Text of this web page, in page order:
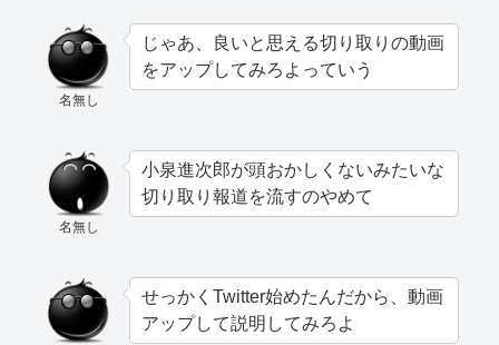
名無し
じゃあ、良いと思える切り取りの動画
をアップしてみろよっていう
名無し
小泉進次郎が頭おかしくないみたいな
切り取り報道を流すのやめて
せっかくTwitter始めたんだから、動画
アップして説明してみろよ